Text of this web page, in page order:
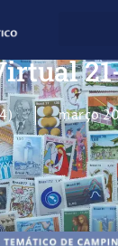
março